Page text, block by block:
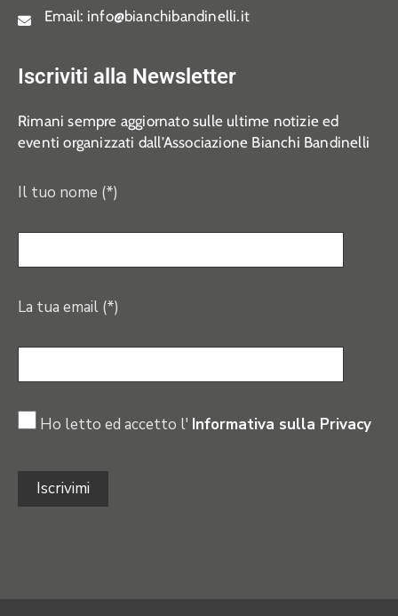
Email: info@bianchibandinelli.it
Iscriviti alla Newsletter
Rimani sempre aggiornato sulle ultime notizie ed
eventi organizzati dall’Associazione Bianchi Bandinelli
Il tuo nome (*)
La tua email (*)
Ho letto ed accetto l' Informativa sulla Privacy